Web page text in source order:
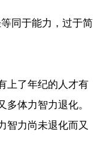
同于能力，过于简
上了年纪的人才有
体力智力退化。
智力尚未退化而又